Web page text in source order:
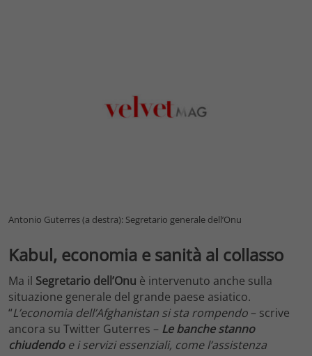
Antonio Guterres (a destra): Segretario generale dell’Onu
Kabul, economia e sanità al collasso
Ma il Segretario dell’Onu è intervenuto anche sulla
situazione generale del grande paese asiatico.
“L’economia dell’Afghanistan si sta rompendo– scrive
ancora su Twitter Guterres – Le banche stanno
chiudendoe i servizi essenziali, come l’assistenza